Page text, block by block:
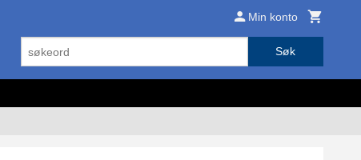
Min konto
Søk